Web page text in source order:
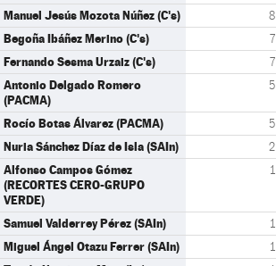
Manuel Jesús Mozota Núñez (C's) 8
Begoña Ibáñez Merino (C's) 7
Fernando Sesma Urzaiz (C's) 7
Antonio Delgado Romero
(PACMA)
5
Rocío Botas Álvarez (PACMA) 5
Nuria Sánchez Díaz de Isla (SAIn) 2
Alfonso Campos Gómez
(RECORTES CERO-GRUPO
VERDE)
1
Samuel Valderrey Pérez (SAIn) 1
Miguel Ángel Otazu Ferrer (SAIn) 1